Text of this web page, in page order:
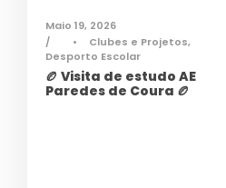
Maio 19, 2026
•
Clubes e Projetos,
Desporto Escolar
🏉 Visita de estudo AE
Paredes de Coura 🏉